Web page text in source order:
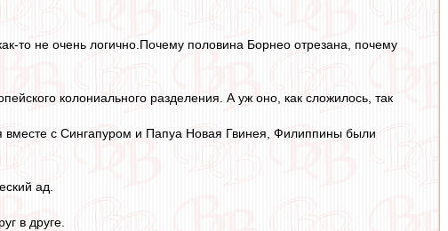
то не очень логично.Почему половина Борнео отрезана, почему
колониального разделения. А уж оно, как сложилось, так
вместе с Сингапуром и Папуа Новая Гвинея, Филиппины были
ад.
в друге.